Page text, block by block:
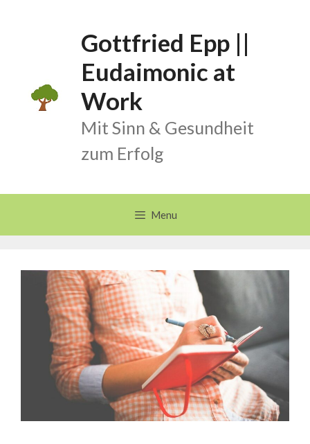
Gottfried Epp ||
Eudaimonic at
Work
Mit Sinn & Gesundheit
zum Erfolg
Menu